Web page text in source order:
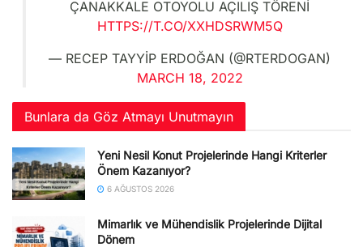
ÇANAKKALE OTOYOLU AÇILIŞ TÖRENI
HTTPS://T.CO/XXHDSRWM5Q
— RECEP TAYYIP ERDOĞAN (@RTERDOGAN)
MARCH 18, 2022
Bunlara da Göz Atmayı Unutmayın
Yeni Nesil Konut Projelerinde Hangi Kriterler
Önem Kazanıyor?
6 AĞUSTOS 2026
Mimarlık ve Mühendislik Projelerinde Dijital
Dönem